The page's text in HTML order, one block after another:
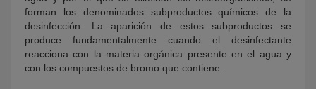
forman los denominados subproductos químicos de la
desinfección. La aparición de estos subproductos se
produce fundamentalmente cuando el desinfectante
reacciona con la materia orgánica presente en el agua y
con los compuestos de bromo que contiene.